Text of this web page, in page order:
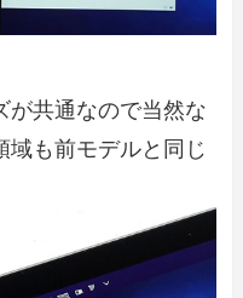
が共通なので当然な
域も前モデルと同じ